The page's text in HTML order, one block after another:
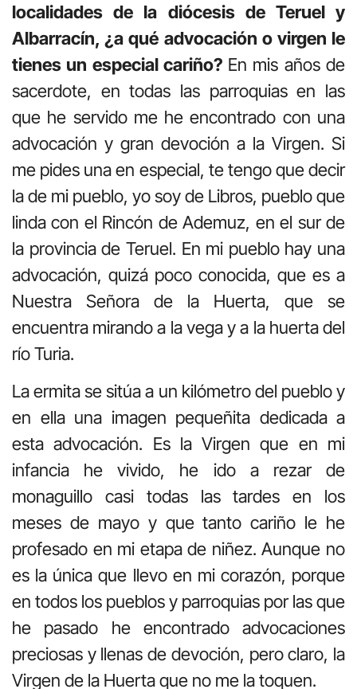
localidades de la diócesis de Teruel y
Albarracín, ¿a qué advocación o virgen le
tienes un especial cariño? En mis años de
sacerdote, en todas las parroquias en las
que he servido me he encontrado con una
advocación y gran devoción a la Virgen. Si
me pides una en especial, te tengo que decir
la de mi pueblo, yo soy de Libros, pueblo que
linda con el Rincón de Ademuz, en el sur de
la provincia de Teruel. En mi pueblo hay una
advocación, quizá poco conocida, que es a
Nuestra Señora de la Huerta, que se
encuentra mirando a la vega y a la huerta del
río Turia.
La ermita se sitúa a un kilómetro del pueblo y
en ella una imagen pequeñita dedicada a
esta advocación. Es la Virgen que en mi
infancia he vivido, he ido a rezar de
monaguillo casi todas las tardes en los
meses de mayo y que tanto cariño le he
profesado en mi etapa de niñez. Aunque no
es la única que llevo en mi corazón, porque
en todos los pueblos y parroquias por las que
he pasado he encontrado advocaciones
preciosas y llenas de devoción, pero claro, la
Virgen de la Huerta que no me la toquen.